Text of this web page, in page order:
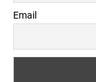
Email